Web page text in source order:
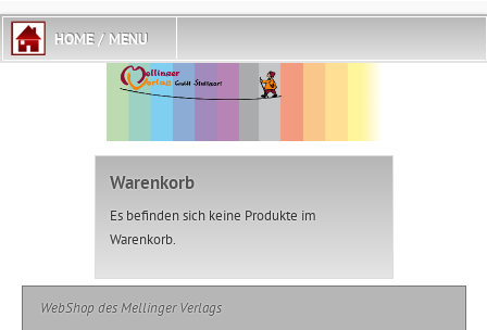
Warenkorb
Es befinden sich keine Produkte im
Warenkorb.
WebShop des Mellinger Verlags